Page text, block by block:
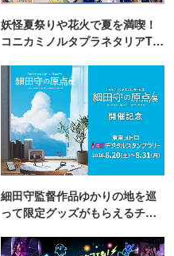
妖怪夏祭りや花火で夏を満喫！
コニカミノルタプラネタリアTO
細田守監督作品ゆかりの地を巡
って限定グッズがもらえるチャ